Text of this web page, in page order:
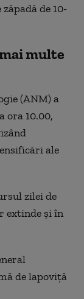
de 10-
multe
(ANM) a
ora 10.00,
ale
zilei de
extinde şi în
de lapoviţă